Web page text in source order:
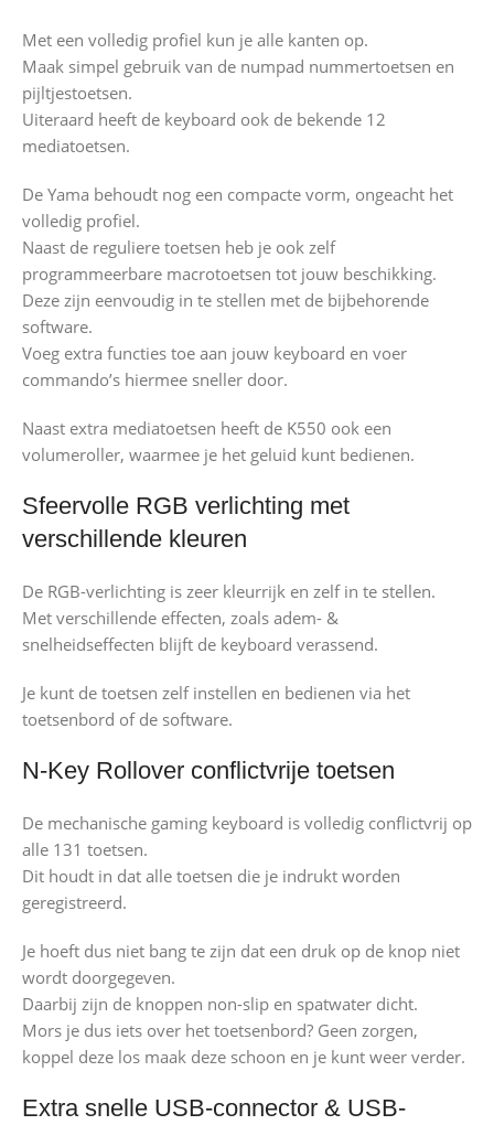
Met een volledig profiel kun je alle kanten op.
Maak simpel gebruik van de numpad nummertoetsen en
pijltjestoetsen.
Uiteraard heeft de keyboard ook de bekende 12
mediatoetsen.
De Yama behoudt nog een compacte vorm, ongeacht het
volledig profiel.
Naast de reguliere toetsen heb je ook zelf
programmeerbare macrotoetsen tot jouw beschikking.
Deze zijn eenvoudig in te stellen met de bijbehorende
software.
Voeg extra functies toe aan jouw keyboard en voer
commando’s hiermee sneller door.
Naast extra mediatoetsen heeft de K550 ook een
volumeroller, waarmee je het geluid kunt bedienen.
Sfeervolle RGB verlichting met
verschillende kleuren
De RGB-verlichting is zeer kleurrijk en zelf in te stellen.
Met verschillende effecten, zoals adem- &
snelheidseffecten blijft de keyboard verassend.
Je kunt de toetsen zelf instellen en bedienen via het
toetsenbord of de software.
N-Key Rollover conflictvrije toetsen
De mechanische gaming keyboard is volledig conflictvrij op
alle 131 toetsen.
Dit houdt in dat alle toetsen die je indrukt worden
geregistreerd.
Je hoeft dus niet bang te zijn dat een druk op de knop niet
wordt doorgegeven.
Daarbij zijn de knoppen non-slip en spatwater dicht.
Mors je dus iets over het toetsenbord? Geen zorgen,
koppel deze los maak deze schoon en je kunt weer verder.
Extra snelle USB-connector & USB-